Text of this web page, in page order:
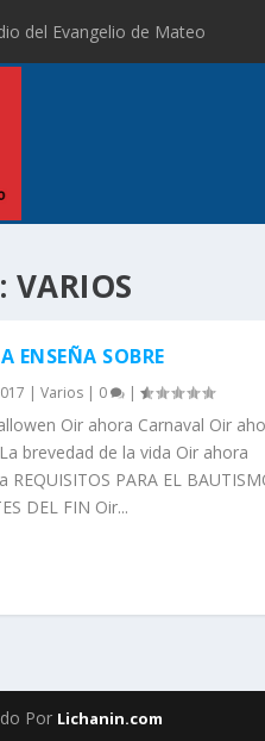
del Evangelio de Mateo
VARIOS
ENSEÑA SOBRE
|Varios | 0 |
Oir ahora Carnaval Oir
brevedad de la vida Oir ahora
REQUISITOS PARA EL
DEL FIN Oir...
Por Lichanin.com